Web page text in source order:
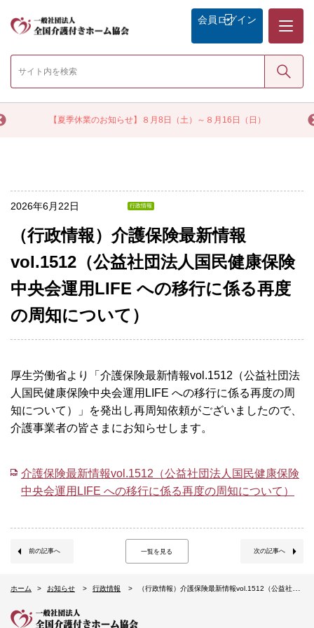
【夏季休業のお知らせ】８月8日（土）～８月16日（日）
会員 ログイン
検索
2026年6月22日 行政情報
（行政情報）介護保険最新情報
vol.1512（公益社団法人国民健康保険
中央会運用LIFE への移行に係る再度
の周知について）
厚生労働省より「介護保険最新情報vol.1512（公益社団法
人国民健康保険中央会運用LIFE への移行に係る再度の周
知について）」を発出し再周知依頼がございましたので、
介護事業者の皆さまにお知らせします。
介護保険最新情報vol.1512（公益社団法人国民健康保険
中央会運用LIFE への移行に係る再度の周知について）
前の記事へ 一覧を見る 次の記事へ
ホーム お知らせ 行政情報 （行政情報）介護保険最新情報vol.1512（公益社団法人国民健康保険中央会運用LIFE への移行に係る再度の周知について）